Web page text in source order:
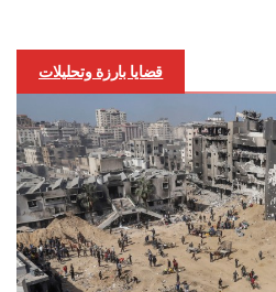
قضايا بارزة وتحليلات